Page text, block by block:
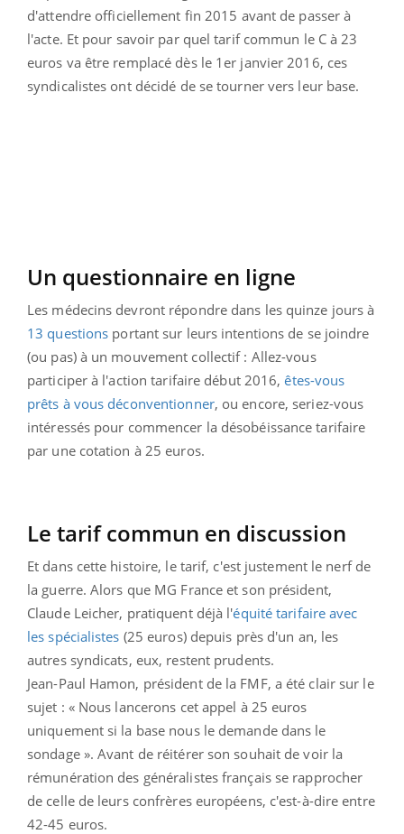
d'attendre officiellement fin 2015 avant de passer à
l'acte. Et pour savoir par quel tarif commun le C à 23
euros va être remplacé dès le 1er janvier 2016, ces
syndicalistes ont décidé de se tourner vers leur base.
Un questionnaire en ligne
Les médecins devront répondre dans les quinze jours à
13 questions portant sur leurs intentions de se joindre
(ou pas) à un mouvement collectif : Allez-vous
participer à l'action tarifaire début 2016,êtes-vous
prêts à vous déconventionner, ou encore, seriez-vous
intéressés pour commencer la désobéissance tarifaire
par une cotation à 25 euros.
Le tarif commun en discussion
Et dans cette histoire, le tarif, c'est justement le nerf de
la guerre. Alors que MG France et son président,
Claude Leicher, pratiquent déjà l'équité tarifaire avec
les spécialistes (25 euros) depuis près d'un an, les
autres syndicats, eux, restent prudents.
Jean-Paul Hamon, président de la FMF, a été clair sur le
sujet : « Nous lancerons cet appel à 25 euros
uniquement si la base nous le demande dans le
sondage ». Avant de réitérer son souhait de voir la
rémunération des généralistes français se rapprocher
de celle de leurs confrères européens, c'est-à-dire entre
42-45 euros.